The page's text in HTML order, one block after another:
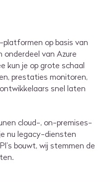
op basis van
onderdeel van Azure
kun je op grote schaal
prestaties monitoren,
snel laten
cloud-, on-premises-
nu legacy-diensten
bouwt, wij stemmen de